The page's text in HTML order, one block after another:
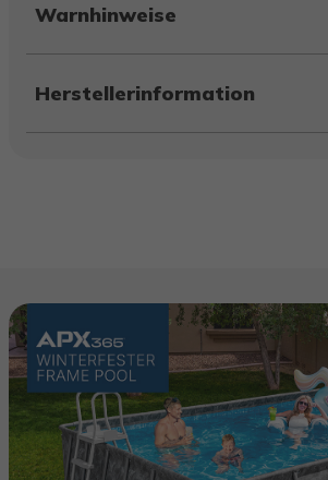
Warnhinweise
Herstellerinformation